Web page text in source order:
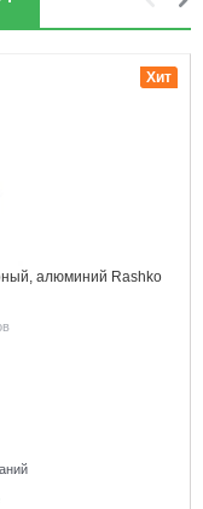
алюминий Rashko
Хит